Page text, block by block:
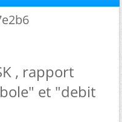
, rapport
et "debit